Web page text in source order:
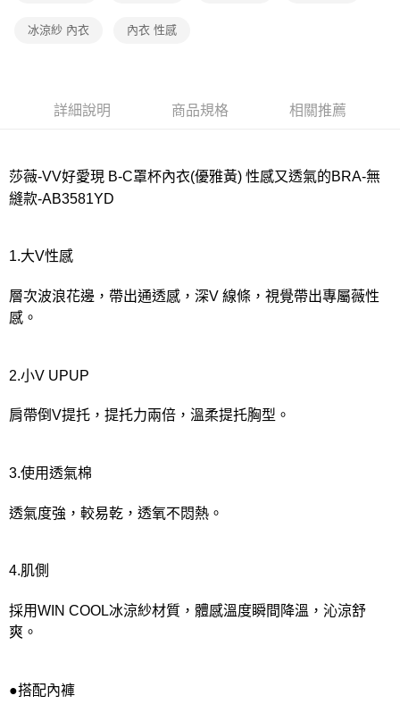
付款後門市自取
冰涼紗 內衣 內衣 性感
詳細說明 商品規格 相關推薦
莎薇-VV好愛現 B-C罩杯內衣(優雅黃) 性感又透氣的BRA-無
縫款-AB3581YD
1.大V性感
層次波浪花邊，帶出通透感，深V 線條，視覺帶出專屬薇性
感。
2.小V UPUP
肩帶倒V提托，提托力兩倍，溫柔提托胸型。
3.使用透氣棉
透氣度強，較易乾，透氧不悶熱。
4.肌側
採用WIN COOL冰涼紗材質，體感溫度瞬間降溫，沁涼舒
爽。
●搭配內褲